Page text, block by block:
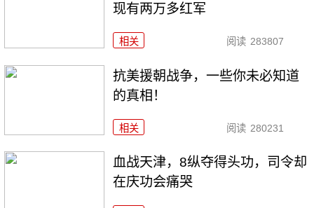
现有两万多红军
相关 阅读 283807
抗美援朝战争，一些你未必知道
的真相！
相关 阅读 280231
血战天津，8纵夺得头功，司令却
在庆功会痛哭